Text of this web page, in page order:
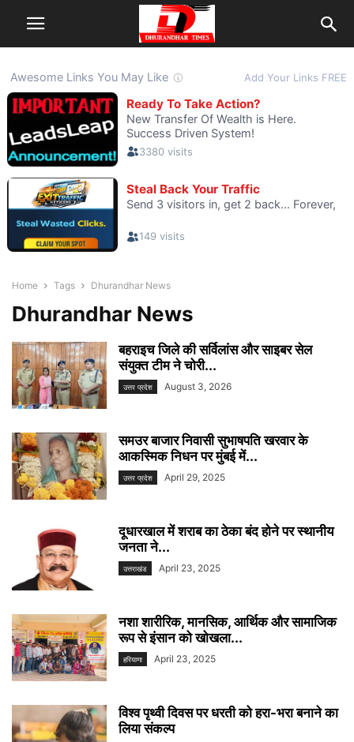
Home Tags Dhurandhar News
Dhurandhar News
बहराइच जिले की सर्विलांस और साइबर सेल
संयुक्त टीम ने चोरी...
उत्तर प्रदेश August 3, 2026
समउर बाजार निवासी सुभाषपति खरवार के
आकस्मिक निधन पर मुंबई में...
उत्तर प्रदेश April 29, 2025
दूधारखाल में शराब का ठेका बंद होने पर स्थानीय
जनता ने...
उत्तराखंड April 23, 2025
नशा शारीरिक, मानसिक, आर्थिक और सामाजिक
रूप से इंसान को खोखला...
हरियाणा April 23, 2025
विश्व पृथ्वी दिवस पर धरती को हरा-भरा बनाने का
लिया संकल्प